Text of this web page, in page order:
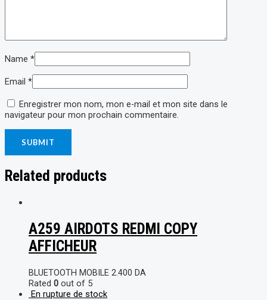
Name *
Email *
Enregistrer mon nom, mon e-mail et mon site dans le
navigateur pour mon prochain commentaire.
Related products
A259 AIRDOTS REDMI COPY
AFFICHEUR
BLUETOOTH MOBILE 2.400 DA
Rated 0 out of 5
En rupture de stock